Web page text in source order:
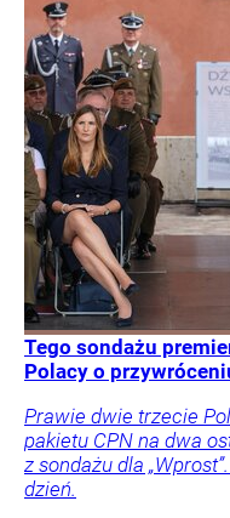
Tego sondażu
Polacy o
Prawie dwie trzecie
pakietu CPN na dwa
z sondażu dla
dzień.